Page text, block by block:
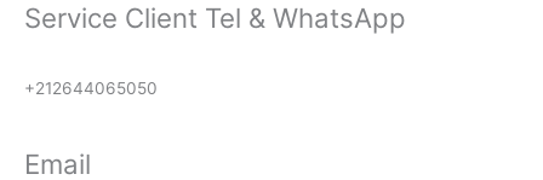
Service Client Tel & WhatsApp
+212644065050
Email